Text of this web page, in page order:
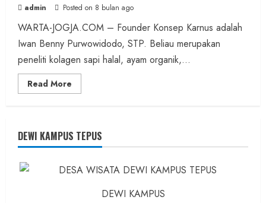
admin Posted on 8 bulan ago
WARTA-JOGJA.COM – Founder Konsep Karnus adalah
Iwan Benny Purwowidodo, STP. Beliau merupakan
peneliti kolagen sapi halal, ayam organik,...
Read More
more
dan
Dokter
dan
DEWI KAMPUS TEPUS
DEWI KAMPUS